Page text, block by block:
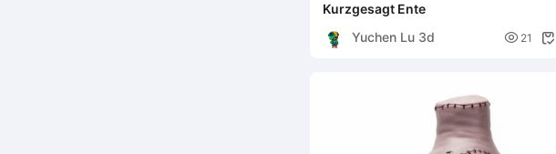
Kurzgesagt Ente
Yuchen Lu 3d
 21 